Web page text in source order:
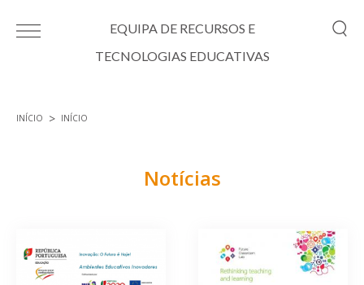
EQUIPA DE RECURSOS E
TECNOLOGIAS EDUCATIVAS
INÍCIO INÍCIO
Notícias
Páginas